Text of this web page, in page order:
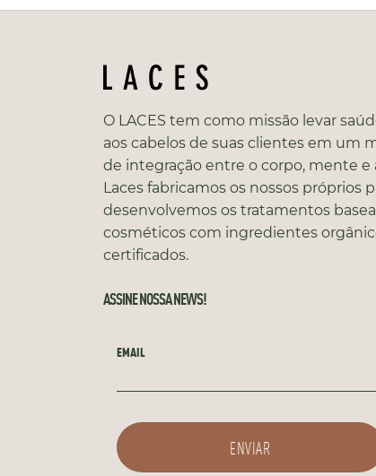
O LACES tem como missão levar
aos cabelos de suas clientes em um
de integração entre o corpo, mente e
Laces fabricamos os nossos próprios
desenvolvemos os tratamentos
cosméticos com ingredientes
certificados.
ASSINE NOSSA NEWS!
EMAIL